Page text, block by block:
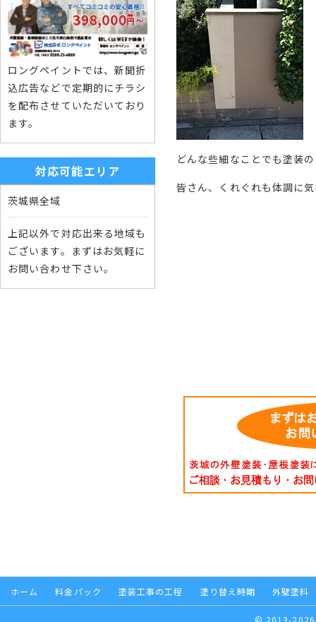
どんな些細なことでも塗装
皆さん、くれぐれも体調に
ロングペイントでは、新聞折
込広告などで定期的にチラシ
を配布させていただいており
ます。
対応可能エリア
茨城県全域
上記以外で対応出来る地域も
ございます。まずはお気軽に
お問い合わせ下さい。
ホーム 料金パック 塗装工事の工程 塗り替え時期 外壁塗料
© 2013-2026